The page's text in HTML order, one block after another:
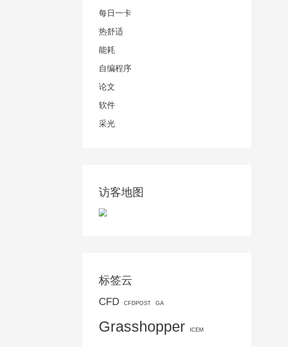
每日一卡
热舒适
能耗
自编程序
论文
软件
采光
访客地图
标签云
CFD CFDPOST GA
Grasshopper ICEM